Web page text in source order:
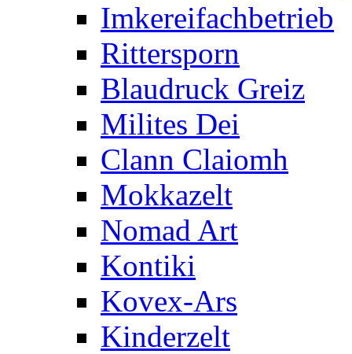
Imkereifachbetrieb
Rittersporn
Blaudruck Greiz
Milites Dei
Clann Claiomh
Mokkazelt
Nomad Art
Kontiki
Kovex-Ars
Kinderzelt